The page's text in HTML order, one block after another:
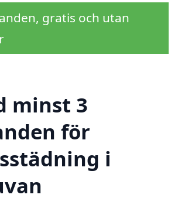
gratis och utan
minst 3
för
i